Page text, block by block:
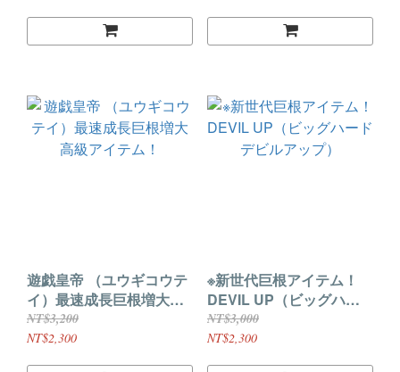
遊戯皇帝 （ユウギコウテ
イ）最速成長巨根増大高
級アイテム！
NT$3,200
NT$2,300
※新世代巨根アイテム！
DEVIL UP（ビッグハー
ドデビルアップ）
NT$3,000
NT$2,300